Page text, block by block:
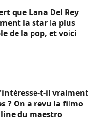
que Lana Del Rey
la star la plus
de la pop, et voici
t-il vraiment
? On a revu la filmo
du maestro